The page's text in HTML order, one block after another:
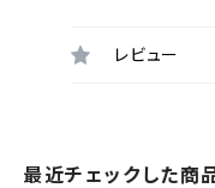
レビュー
最近チェックした商